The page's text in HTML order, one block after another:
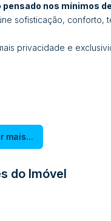
nos mínimos
sofisticação, conforto,
privacidade e
mais...
do Imóvel